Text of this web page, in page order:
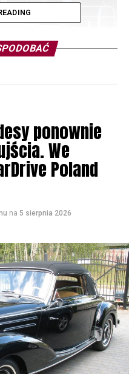
ponownie
We
Poland
na 5 sierpnia 2026